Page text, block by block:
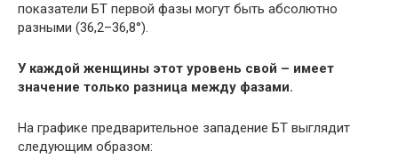
показатели БТ первой фазы могут быть абсолютно
разными (36,2–36,8°).
У каждой женщины этот уровень свой – имеeт
значение только разница между фазами.
На графике предварительное западение БТ выглядит
следующим образом: